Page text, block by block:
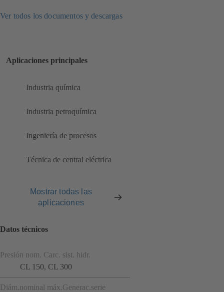
Ver todos los documentos y descargas
Aplicaciones principales
Industria química
Industria petroquímica
Ingeniería de procesos
Técnica de central eléctrica
Mostrar todas las
aplicaciones
Datos técnicos
Presión nom. Carc. sist. hidr.
CL 150, CL 300
Diám.nominal máx.Generac.serie